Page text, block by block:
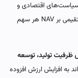
اقتصادی و
نرخ سودآوری شرکت‌های وابسته می‌تواند تأثیر مستقیمی بر NAV هر سهم
ظرفیت تولید، توسعه
به افزایش ارزش افزوده